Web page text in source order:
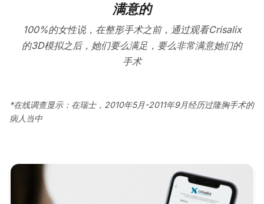
满意的
100%的女性说，在整形手术之前，通过观看Crisalix
的3D模拟之后，她们要么满足，要么非常满意她们的
手术
*在线调查显示：在瑞士，2010年5月-2011年9月经历过隆胸手术的
病人当中